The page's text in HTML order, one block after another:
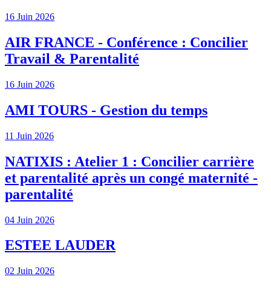
16 Juin 2026
AIR FRANCE - Conférence : Concilier
Travail & Parentalité
16 Juin 2026
AMI TOURS - Gestion du temps
11 Juin 2026
NATIXIS : Atelier 1 : Concilier carrière
et parentalité après un congé maternité -
parentalité
04 Juin 2026
ESTEE LAUDER
02 Juin 2026